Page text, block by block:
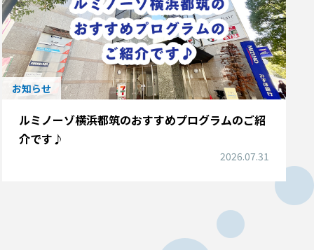
お知らせ
ルミノーゾ横浜都筑のおすすめプログラムのご紹
介です♪
2026.07.31